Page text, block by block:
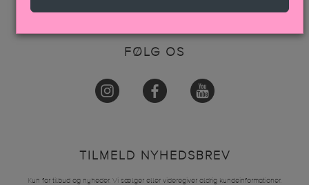
FØLG OS
TILMELD NYHEDSBREV
Kun for tilbud og nyheder. Vi sælger eller videregiver aldrig kundeinformationer.